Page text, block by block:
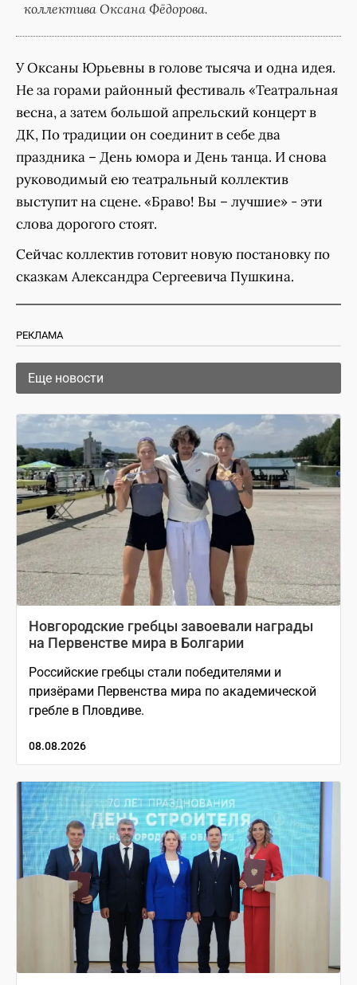
коллектива Оксана Фёдорова.
У Оксаны Юрьевны в голове тысяча и одна идея.
Не за горами районный фестиваль «Театральная
весна, а затем большой апрельский концерт в
ДК, По традиции он соединит в себе два
праздника – День юмора и День танца. И снова
руководимый ею театральный коллектив
выступит на сцене. «Браво! Вы – лучшие» - эти
слова дорогого стоят.
Сейчас коллектив готовит новую постановку по
сказкам Александра Сергеевича Пушкина.
РЕКЛАМА
Еще новости
Новгородские гребцы завоевали награды
на Первенстве мира в Болгарии
Российские гребцы стали победителями и
призёрами Первенства мира по академической
гребле в Пловдиве.
08.08.2026